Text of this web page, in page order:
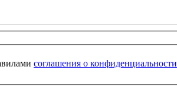
соглашения о конфиденциальности